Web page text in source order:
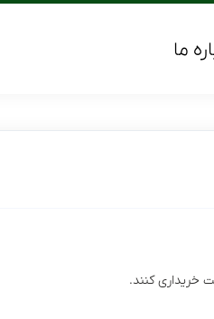
ما
خریداری کنند.